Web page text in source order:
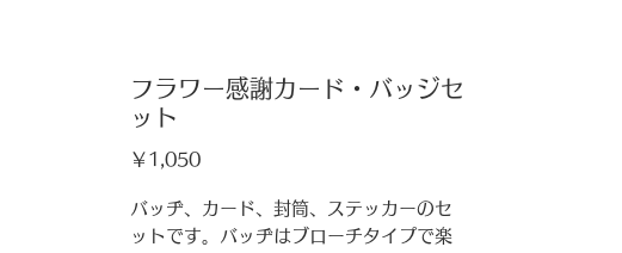
フラワー感謝カード・バッジセ
ット
￥1,050価
バッヂ、カード、封筒、ステッカーのセ
ットです。バッヂはブローチタイプで楽